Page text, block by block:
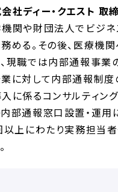
社ディー・クエスト
関や財団法人でビジネ
める。その後、医療機
現職では内部通報事
に対して内部通報制度
に係るコンサルティン
部通報窓口設置・運用
上にわたり実務担当